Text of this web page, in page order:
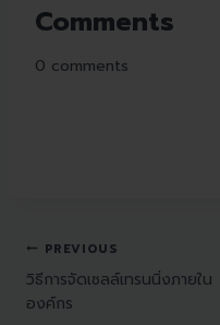
Comments
0 comments
PREVIOUS
วิธีการจัดเซลล์เทรนนิ่งภายใน
องค์กร